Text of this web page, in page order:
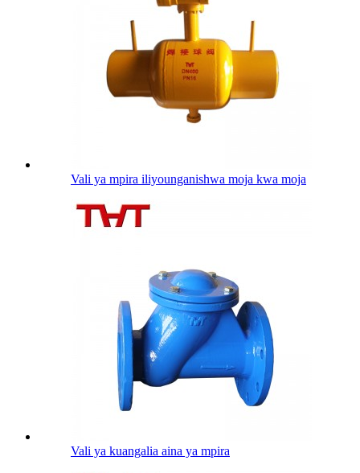
Vali ya mpira iliyounganishwa moja kwa moja
Vali ya kuangalia aina ya mpira